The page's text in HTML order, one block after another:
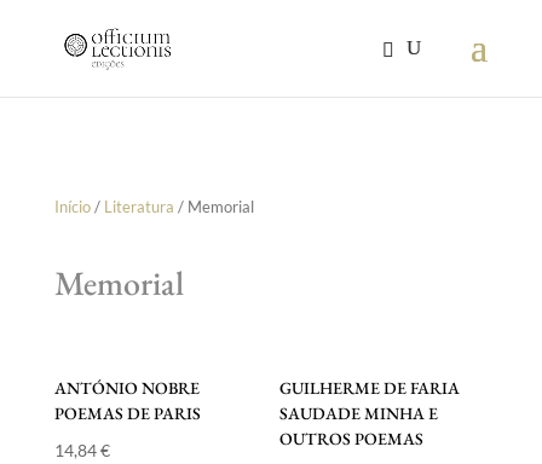
Início/ Literatura / Memorial
Memorial
ANTÓNIO NOBRE
POEMAS DE PARIS
14,84€
GUILHERME DE FARIA
SAUDADE MINHA E
OUTROS POEMAS